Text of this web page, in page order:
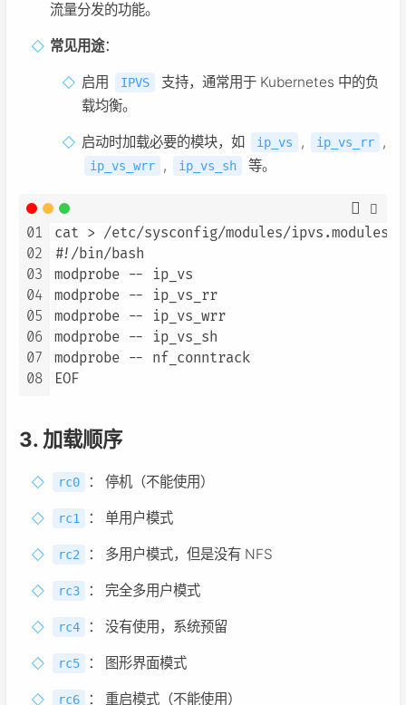
流量分发的功能。
常见用途：
启用 IPVS
支持，通常用于 Kubernetes 中的负
载均衡。
启动时加载必要的模块，如 ip_vs , ip_vs_rr ,
ip_vs_wrr , ip_vs_sh 等。
01
02
03
04
05
06
07
08
cat > /etc/sysconfig/modules/ipvs.modules
#!/bin/bash
modprobe -- ip_vs
modprobe -- ip_vs_rr
modprobe -- ip_vs_wrr
modprobe -- ip_vs_sh
modprobe -- nf_conntrack
EOF
3. 加载顺序
rc0 ： 停机（不能使用）
rc1 ： 单用户模式
rc2 ： 多用户模式，但是没有 NFS
rc3 ： 完全多用户模式
rc4 ： 没有使用，系统预留
rc5 ： 图形界面模式
rc6 ： 重启模式（不能使用）